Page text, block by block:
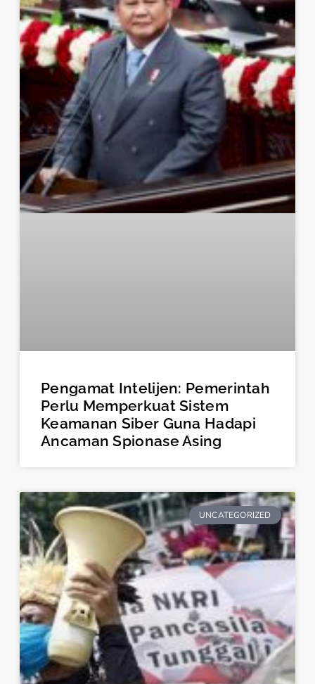
Pengamat Intelijen: Pemerintah
Perlu Memperkuat Sistem
Keamanan Siber Guna Hadapi
Ancaman Spionase Asing
UNCATEGORIZED